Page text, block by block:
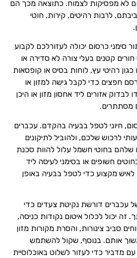
לא מפסיקות לצמוח. כתוצאה מכך הם
לרבות רהיטים, קירות, חוטי
סימני כרסום יכולה לעזורלכם לקבוע
קטנים בעלי צורה לא סדירה או
רהיטי עץ, לוחות בסיס או קופסאות
חפצים כדי לקבל גישה למזון או
לבדוק אזורים ליד אחסון מזון או היכן
מסתתרים.
חיוני לטפל בבעיה בהקדם. עכברים
לרכוש שלכם, ולהוביל לתיקונים
שלהם בחוטי חשמל עלול להוות סכנת
חשופים או בסימני לעיסה ליד
לאיש מקצוע כדי לטפל בבעיה באופן
עכברים דורשת נקיטת צעדים כדי
זה יכול לכלול איטום נקודות כניסה,
סביב צינורות, והסרת מקורות מזון
אותם. בנוסף, שקול להשתמש
מדביר כדי לעזור לשלוט באוכלוסיית